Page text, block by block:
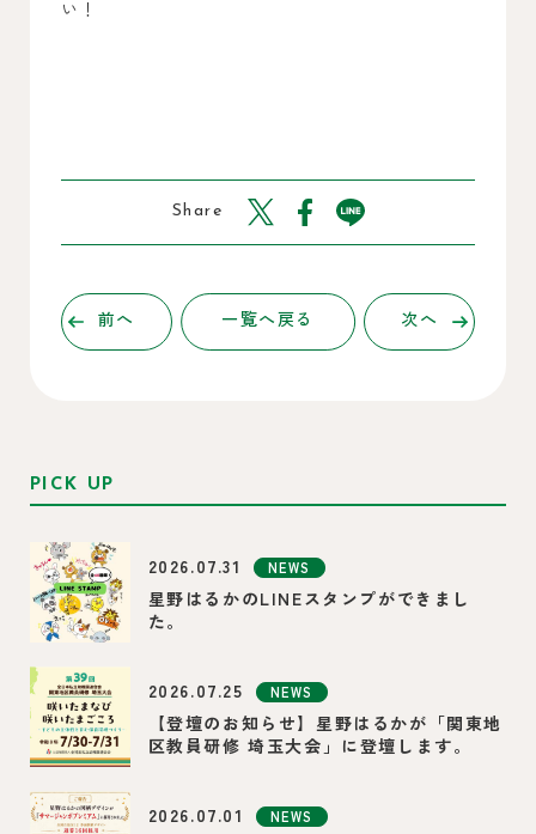
い！
Share
前へ 一覧へ戻る 次へ
PICK UP
2026.07.31 NEWS
星野はるかのLINEスタンプができまし
た。
2026.07.25 NEWS
【登壇のお知らせ】星野はるかが「関東地
区教員研修 埼玉大会」に登壇します。
2026.07.01 NEWS